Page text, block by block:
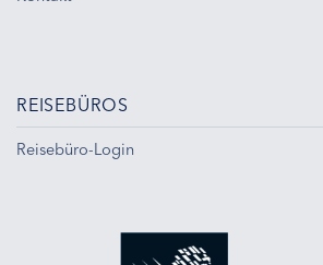
REISEBÜROS
Reisebüro-Login